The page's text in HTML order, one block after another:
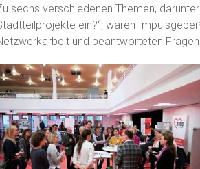
sechs verschiedenen Themen,
ein?“, waren
und beantworteten